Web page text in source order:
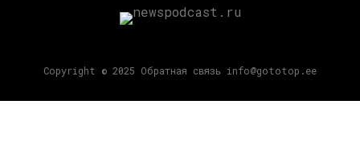
Copyright © 2025 Обратная связь info@gototop.ee